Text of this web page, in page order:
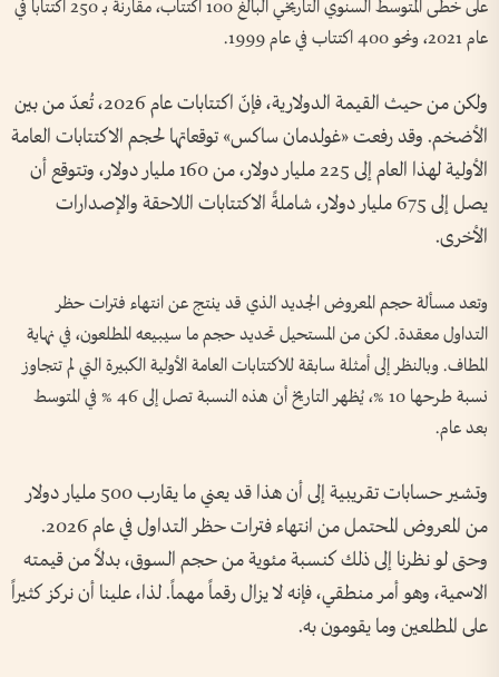
على خطى المتوسط السنوي التاريخي البالغ 100 اكتتاب، مقارنةً بـ 250 اكتتاباً في
عام 2021، ونحو 400 اكتتاب في عام 1999.
ولكن من حيث القيمة الدولارية، فإنّ اكتتابات عام 2026، تُعدّ من بين
الأضخم. وقد رفعت «غولدمان ساكس» توقعاتها لحجم الاكتتابات العامة
الأولية لهذا العام إلى 225 مليار دولار، من 160 مليار دولار، وتتوقع أن
يصل إلى 675 مليار دولار، شاملةً الاكتتابات اللاحقة والإصدارات
الأخرى.
وتعد مسألة حجم المعروض الجديد الذي قد ينتج عن انتهاء فترات حظر
التداول معقدة. لكن من المستحيل تحديد حجم ما سيبيعه المطلعون، في نهاية
المطاف. وبالنظر إلى أمثلة سابقة للاكتتابات العامة الأولية الكبيرة التي لم تتجاوز
نسبة طرحها 10 %، يُظهر التاريخ أن هذه النسبة تصل إلى 46 % في المتوسط
بعد عام.
وتشير حسابات تقريبية إلى أن هذا قد يعني ما يقارب 500 مليار دولار
من المعروض المحتمل من انتهاء فترات حظر التداول في عام 2026.
وحتى لو نظرنا إلى ذلك كنسبة مئوية من حجم السوق، بدلاً من قيمته
الاسمية، وهو أمر منطقي، فإنه لا يزال رقماً مهماً. لذا، علينا أن نركز كثيراً
على المطلعين وما يقومون به.